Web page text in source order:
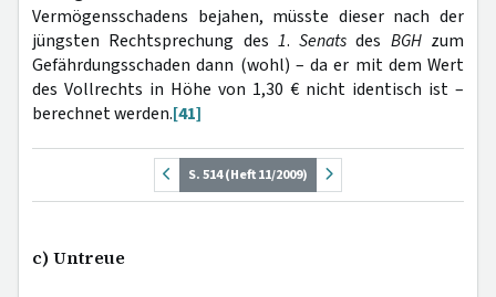
Vermögensschadens bejahen, müsste dieser nach der
jüngsten Rechtsprechung des 1.Senats des BGH zum
Gefährdungsschaden dann (wohl) – da er mit dem Wert
des Vollrechts in Höhe von 1,30 € nicht identisch ist –
berechnet werden.[41]
S. 514 (Heft 11/2009)
c) Untreue